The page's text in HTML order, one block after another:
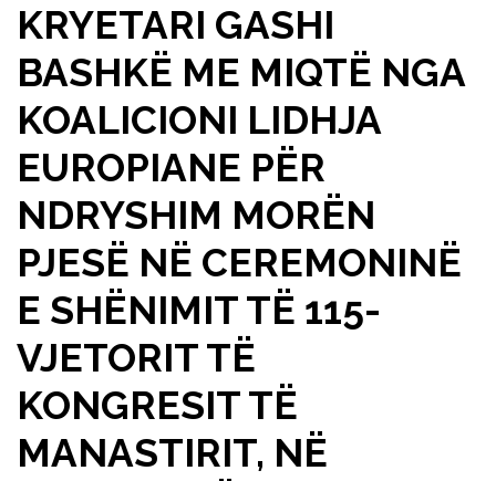
KRYETARI GASHI
BASHKË ME MIQTË NGA
KOALICIONI LIDHJA
EUROPIANE PËR
NDRYSHIM MORËN
PJESË NË CEREMONINË
E SHËNIMIT TË 115-
VJETORIT TË
KONGRESIT TË
MANASTIRIT, NË